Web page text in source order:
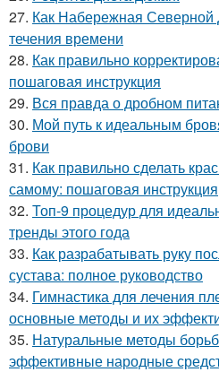
27. Как Набережная
течения времени
28. Как правильно
пошаговая инструкция
29. Вся правда о дробном
30. Мой путь к идеальным
брови
31. Как правильно сделать
самому: пошаговая инструкция
32. Топ-9 процедур для
тренды этого года
33. Как разрабатывать руку
сустава: полное руководство
34. Гимнастика для лечения
основные методы и их
35. Натуральные методы
эффективные народные